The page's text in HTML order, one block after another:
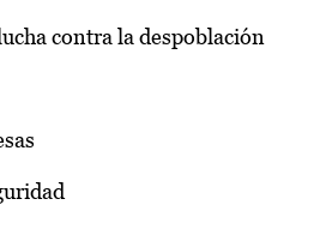
contra la despoblación